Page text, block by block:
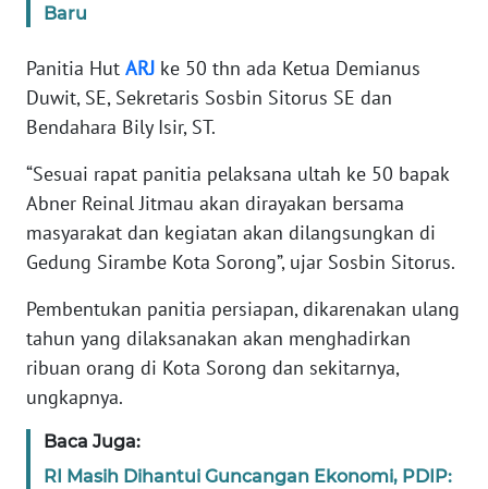
Baru
Panitia Hut ARJ ke 50 thn ada Ketua Demianus
Duwit, SE, Sekretaris Sosbin Sitorus SE dan
Bendahara Bily Isir, ST.
“Sesuai rapat panitia pelaksana ultah ke 50 bapak
Abner Reinal Jitmau akan dirayakan bersama
masyarakat dan kegiatan akan dilangsungkan di
Gedung Sirambe Kota Sorong”, ujar Sosbin Sitorus.
Pembentukan panitia persiapan, dikarenakan ulang
tahun yang dilaksanakan akan menghadirkan
ribuan orang di Kota Sorong dan sekitarnya,
ungkapnya.
Baca Juga:
RI Masih Dihantui Guncangan Ekonomi, PDIP:
WN
WN
BANTEN
WN
NTT
WN
WN
PAPUA
PAPUA
BARAT